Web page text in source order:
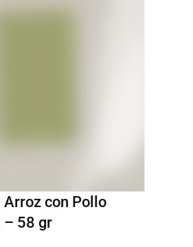
Arroz con Pollo
– 58 gr